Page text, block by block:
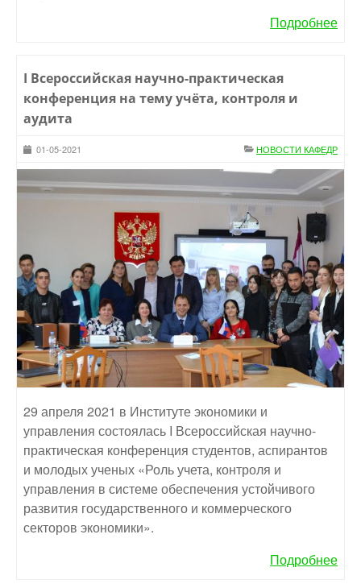
Подробнее
I Всероссийская научно-практическая
конференция на тему учёта, контроля и
аудита
01-05-2021 НОВОСТИ КАФЕДР
29 апреля 2021 в Институте экономики и
управления состоялась I Всероссийская научно-
практическая конференция студентов, аспирантов
и молодых ученых «Роль учета, контроля и
управления в системе обеспечения устойчивого
развития государственного и коммерческого
секторов экономики».
Подробнее